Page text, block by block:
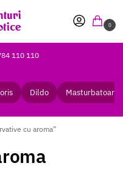
0
110 110
Dildo Masturbatoare
cu aroma”